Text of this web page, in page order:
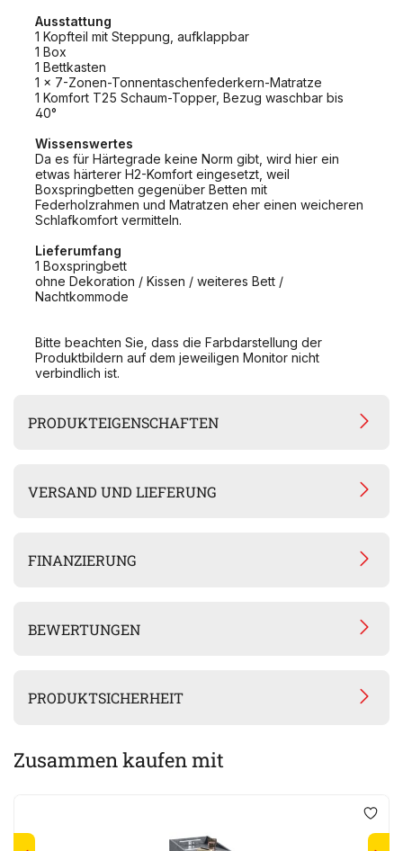
Ausstattung
1 Kopfteil mit Steppung, aufklappbar
1 Box
1 Bettkasten
1 x 7-Zonen-Tonnentaschenfederkern-Matratze
1 Komfort T25 Schaum-Topper, Bezug waschbar bis
40°
Wissenswertes
Da es für Härtegrade keine Norm gibt, wird hier ein
etwas härterer H2-Komfort eingesetzt, weil
Boxspringbetten gegenüber Betten mit
Federholzrahmen und Matratzen eher einen weicheren
Schlafkomfort vermitteln.
Lieferumfang
1 Boxspringbett
ohne Dekoration / Kissen / weiteres Bett /
Nachtkommode
Bitte beachten Sie, dass die Farbdarstellung der
Produktbildern auf dem jeweiligen Monitor nicht
verbindlich ist.
PRODUKTEIGENSCHAFTEN
VERSAND UND LIEFERUNG
FINANZIERUNG
BEWERTUNGEN
PRODUKTSICHERHEIT
Zusammen kaufen mit